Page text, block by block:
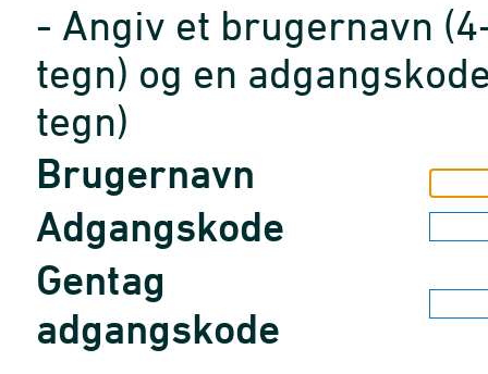
- Angiv et brugernavn
tegn) og en
tegn)
Brugernavn
Adgangskode
Gentag
adgangskode